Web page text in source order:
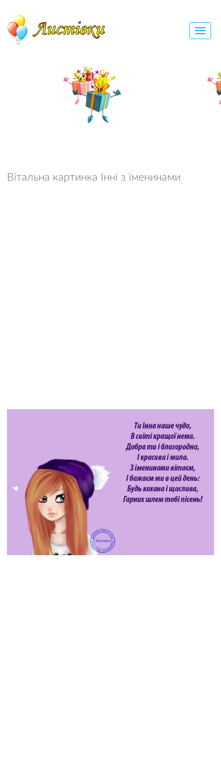
Вітальна картинка Інні з іменинами